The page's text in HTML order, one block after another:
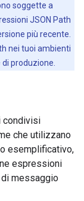
soggette a
JSON Path
più recente.
nei tuoi ambienti
produzione.
condivisi
che utilizzano
esemplificativo,
espressioni
messaggio